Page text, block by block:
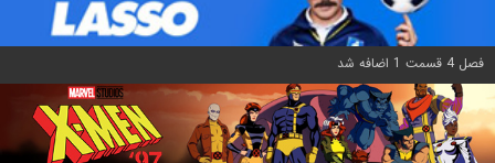
فصل 4 قسمت 1 اضافه شد